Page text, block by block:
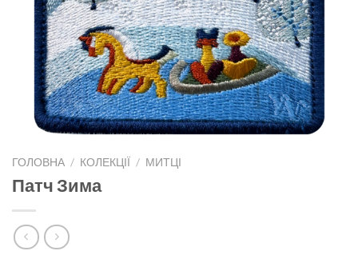
ГОЛОВНА / КОЛЕКЦІЇ / МИТЦІ
Патч Зима